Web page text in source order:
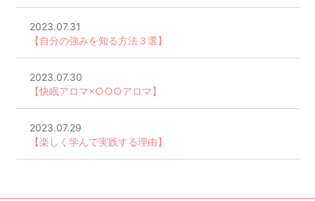
2023.07.31
【自分の強みを知る方法３選】
2023.07.30
【快眠アロマ×○○○アロマ】
2023.07.29
【楽しく学んで実践する理由】